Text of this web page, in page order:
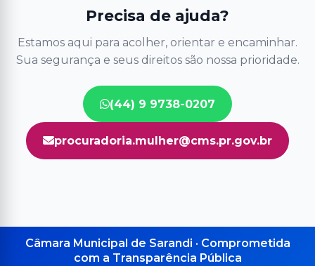
Precisa de ajuda?
Estamos aqui para acolher, orientar e encaminhar.
Sua segurança e seus direitos são nossa prioridade.
(44) 9 9738-0207
procuradoria.mulher@cms.pr.gov.br
Câmara Municipal de Sarandi · Comprometida
com a Transparência Pública